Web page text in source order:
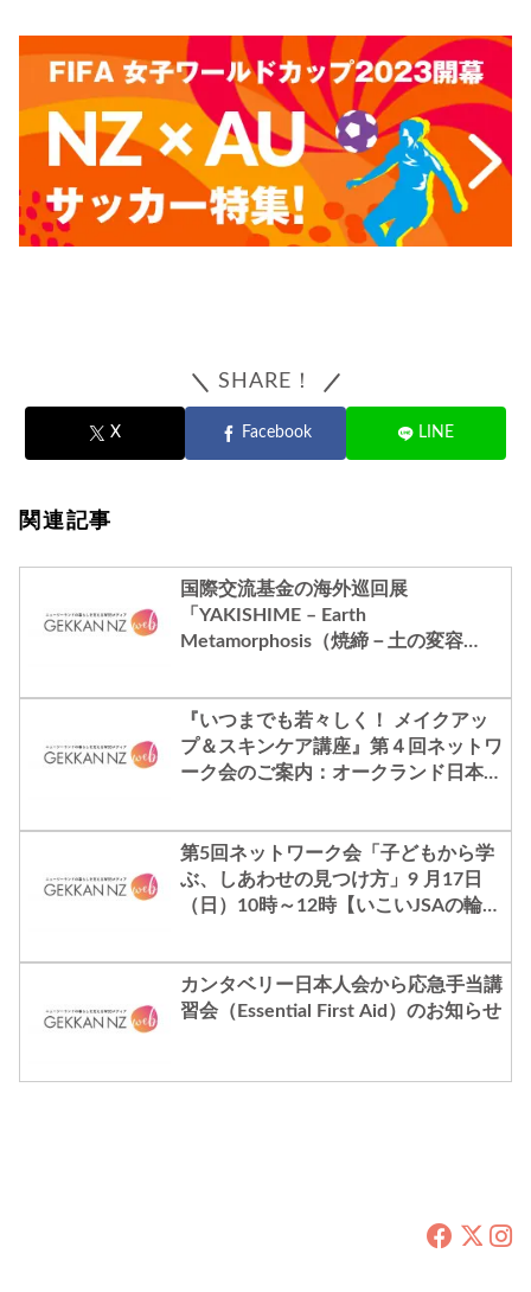
SHARE！
X Facebook LINE
関連記事
国際交流基金の海外巡回展
「YAKISHIME – Earth
Metamorphosis（焼締－土の変容
『いつまでも若々しく！ メイクアッ
プ＆スキンケア講座』第４回ネットワ
ーク会のご案内：オークランド日本人
第5回ネットワーク会「子どもから学
ぶ、しあわせの見つけ方」9 月17日
（日）10時～12時【いこいJSAの輪の
カンタベリー日本人会から応急手当講
習会（Essential First Aid）のお知らせ